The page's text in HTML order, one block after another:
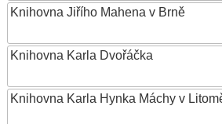
Knihovna Jiřího Mahena v Brně
Knihovna Karla Dvořáčka
Knihovna Karla Hynka Máchy v